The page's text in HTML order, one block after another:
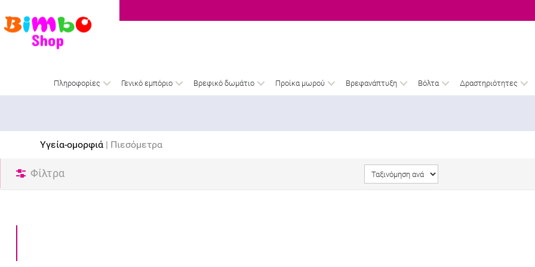
Πληροφορίες Γενικό εμπόριο Βρεφικό δωμάτιο Προίκα μωρού Βρεφανάπτυξη Βόλτα Δραστηριότητες
Υγεία-ομορφιά | Πιεσόμετρα
Φίλτρα